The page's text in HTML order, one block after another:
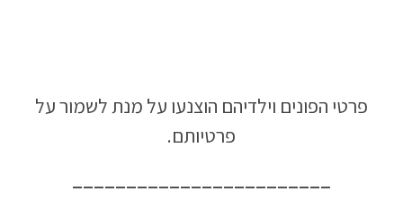
פרטי הפונים וילדיהם הוצנעו על מנת לשמור על
פרטיותם.